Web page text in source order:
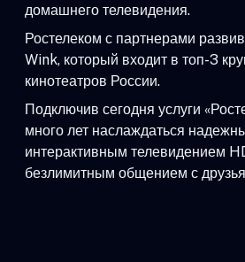
домашнего телевидения.
Ростелеком с партнерами
Wink, который входит в топ-3
кинотеатров России.
Подключив сегодня услуги
много лет наслаждаться
интерактивным телевидением
безлимитным общением с